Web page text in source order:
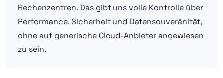
Rechenzentren. Das gibt uns volle Kontrolle über
Performance, Sicherheit und Datensouveränität,
ohne auf generische Cloud-Anbieter angewiesen
zu sein.